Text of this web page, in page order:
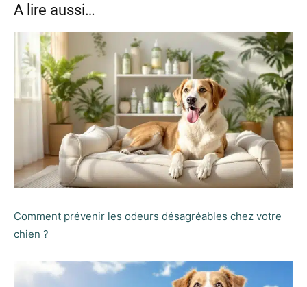
A lire aussi…
Comment prévenir les odeurs désagréables chez votre
chien ?